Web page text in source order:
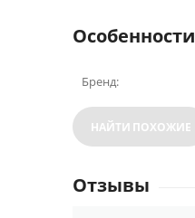
Особенности
Бренд:
НАЙТИ ПОХОЖИЕ
Отзывы